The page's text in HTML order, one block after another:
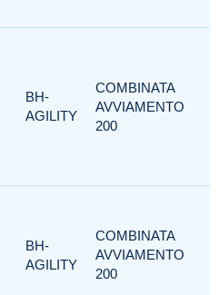
BH-
AGILITY
COMBINATA
AVVIAMENTO
200
BH-
AGILITY
COMBINATA
AVVIAMENTO
200